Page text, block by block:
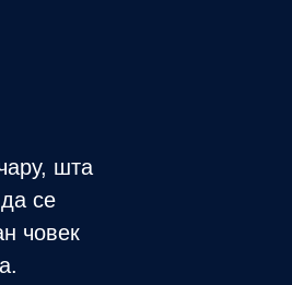
шта
се
човек